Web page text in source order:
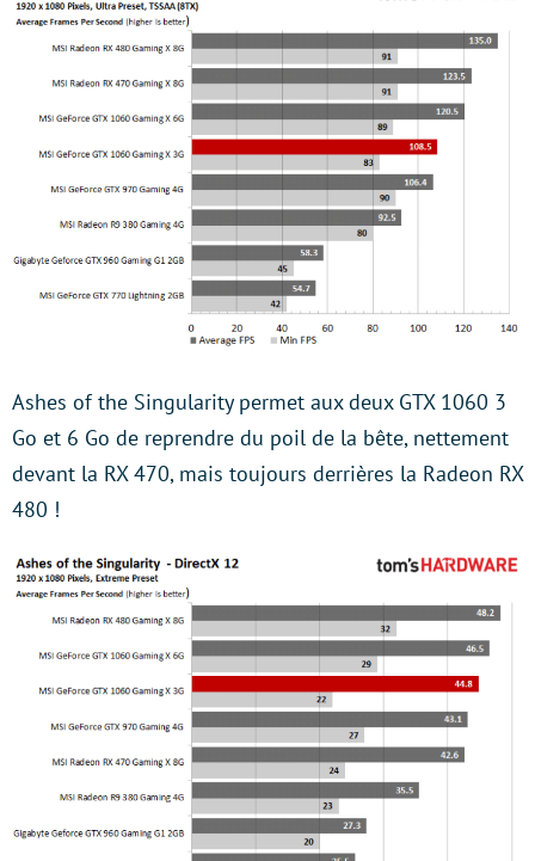
Ashes of the Singularity permet aux deux GTX 1060 3
Go et 6 Go de reprendre du poil de la bête, nettement
devant la RX 470, mais toujours derrières la Radeon RX
480 !